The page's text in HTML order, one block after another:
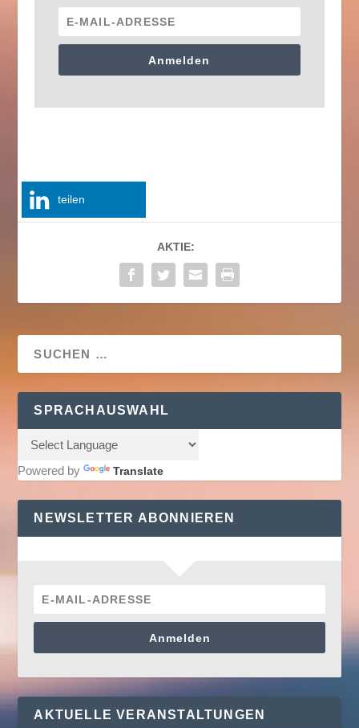
Anmelden
teilen
AKTIE:
SPRACHAUSWAHL
Powered by Translate
NEWSLETTER ABONNIEREN
Anmelden
AKTUELLE VERANSTALTUNGEN